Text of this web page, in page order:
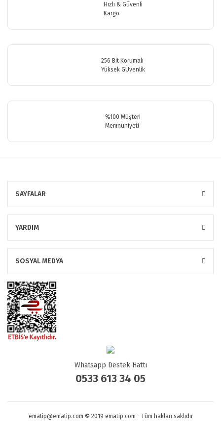
Ürün fiyatı diğer sitelerden daha pahalı.
Hızlı & Güvenli
Kargo
256 Bit Korumalı
Yüksek GÜvenlik
%100 Müşteri
Memnuniyeti
SAYFALAR
YARDIM
SOSYAL MEDYA
Whatsapp Destek Hattı
0533 613 34 05
ematip@ematip.com © 2019 ematip.com - Tüm hakları saklıdır